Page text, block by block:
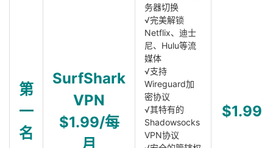
第
一
名
SurfShark
VPN
$1.99/每
月
务器切换
√完美解锁
Netflix、迪士
尼、Hulu等流
媒体
√支持
Wireguard加
密协议
√其特有的
Shadowsocks
VPN协议
$1.99